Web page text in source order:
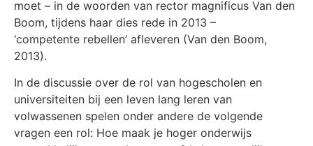
moet – in de woorden van rector magnificus Van den
Boom, tijdens haar dies rede in 2013 –
‘competente rebellen’ afleveren (Van den Boom,
2013).
In de discussie over de rol van hogescholen en
universiteiten bij een leven lang leren van
volwassenen spelen onder andere de volgende
vragen een rol: Hoe maak je hoger onderwijs